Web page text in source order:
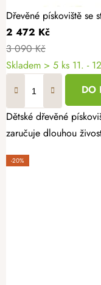
Dřevěné pískoviště se
2 472 Kč
3 090 Kč
Skladem > 5 ks 11. -
DO
Dětské dřevěné
zaručuje dlouhou
-20%